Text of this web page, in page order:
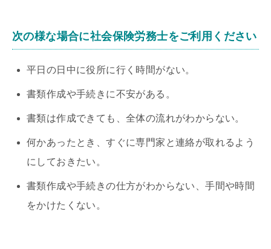
次の様な場合に社会保険労務士をご利用ください
平日の日中に役所に行く時間がない。
書類作成や手続きに不安がある。
書類は作成できても、全体の流れがわからない。
何かあったとき、すぐに専門家と連絡が取れるよう
にしておきたい。
書類作成や手続きの仕方がわからない、手間や時間
をかけたくない。